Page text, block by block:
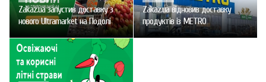
Zakaz.ua запустив доставку з
нового Ultramarket на Подолі
Zakaz.ua відновив доставку
продуктів із МЕТRО